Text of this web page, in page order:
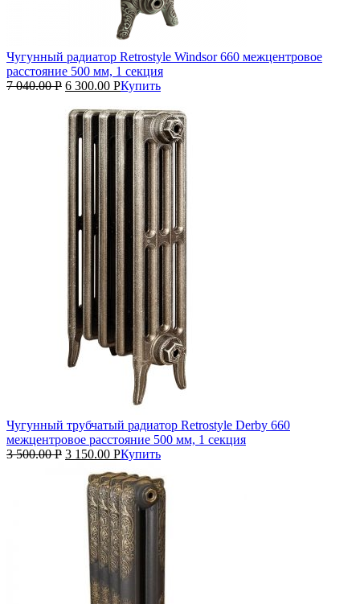
Чугунный радиатор Retrostyle Windsor 660 межцентровое
расстояние 500 мм, 1 секция
7 040.00Р 6 300.00 РКупить
Чугунный трубчатый радиатор Retrostyle Derby 660
межцентровое расстояние 500 мм, 1 секция
3 500.00Р 3 150.00 РКупить